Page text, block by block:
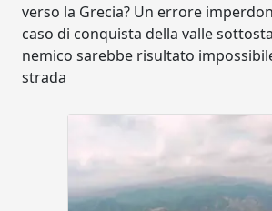
verso la Grecia? Un errore
caso di conquista della valle
nemico sarebbe risultato
strada